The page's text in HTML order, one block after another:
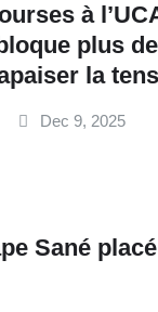
à
plus
la
Dec 9, 2025
Sané